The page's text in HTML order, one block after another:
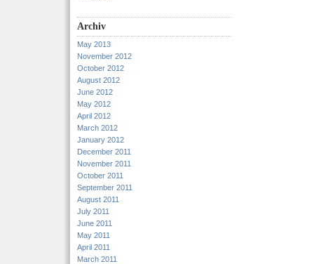
Archiv
May 2013
November 2012
October 2012
August 2012
June 2012
May 2012
April 2012
March 2012
January 2012
December 2011
November 2011
October 2011
September 2011
August 2011
July 2011
June 2011
May 2011
April 2011
March 2011